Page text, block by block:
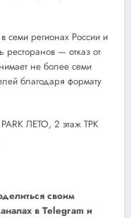
семи регионах России и
ресторанов — отказ от
не более семи
благодаря формату
ЛЕТО, 2 этаж ТРК
своим
в Telegram и